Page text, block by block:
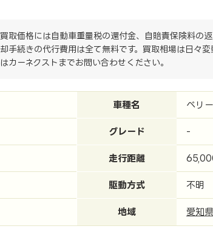
買取価格には自動車重量税の還付金、自賠責保険料の
却手続きの代行費用は全て無料です。買取相場は日々
はカーネクストまでお問い合わせください。
車種名 ベリ
グレード -
走行距離
駆動方式 不明
地域 愛知県